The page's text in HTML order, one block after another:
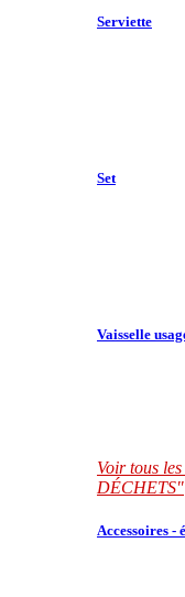
Serviette
Set
Vaisselle
Voir tous
DÉCHETS"
Accessoires -